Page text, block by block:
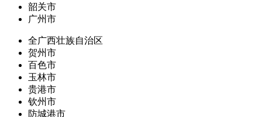
韶关市
广州市
全广西壮族自治区
贺州市
百色市
玉林市
贵港市
钦州市
防城港市